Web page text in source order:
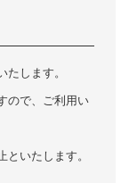
します。
ので、ご利用い
いたします。